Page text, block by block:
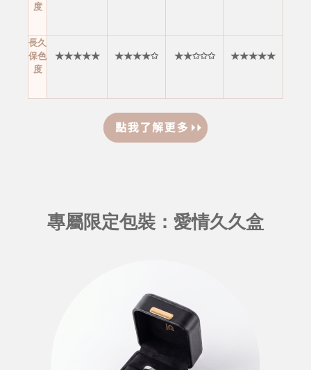
度
長久
保色
度
★★★★★ ★★★★✩ ★★✩✩✩ ★★★★★
專屬限定包裝：愛情久久盒